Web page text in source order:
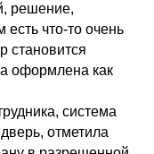
решение,
что-то очень
становится
оформлена как
система
отметила